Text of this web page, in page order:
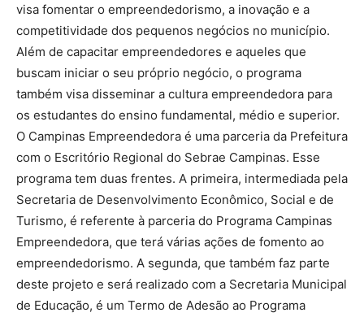
visa fomentar o empreendedorismo, a inovação e a
competitividade dos pequenos negócios no município.
Além de capacitar empreendedores e aqueles que
buscam iniciar o seu próprio negócio, o programa
também visa disseminar a cultura empreendedora para
os estudantes do ensino fundamental, médio e superior.
O Campinas Empreendedora é uma parceria da Prefeitura
com o Escritório Regional do Sebrae Campinas. Esse
programa tem duas frentes. A primeira, intermediada pela
Secretaria de Desenvolvimento Econômico, Social e de
Turismo, é referente à parceria do Programa Campinas
Empreendedora, que terá várias ações de fomento ao
empreendedorismo. A segunda, que também faz parte
deste projeto e será realizado com a Secretaria Municipal
de Educação, é um Termo de Adesão ao Programa